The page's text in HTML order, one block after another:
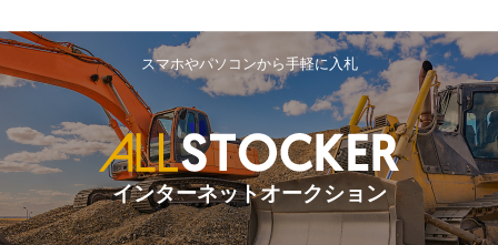
スマホやパソコンから手軽に入札
インターネットオークション